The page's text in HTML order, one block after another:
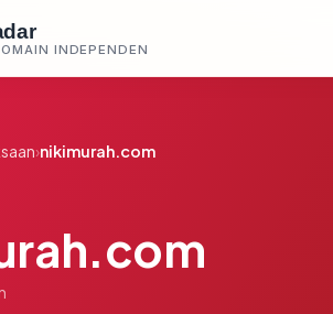
INDEPENDEN
›nikimurah.com